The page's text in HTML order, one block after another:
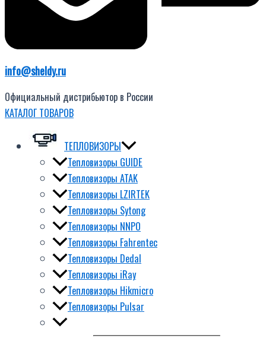
info@sheldy.ru
Официальный дистрибьютор в России
КАТАЛОГ ТОВАРОВ
ТЕПЛОВИЗОРЫ
Тепловизоры GUIDE
Тепловизоры ATAK
Тепловизоры LZIRTEK
Тепловизоры Sytong
Тепловизоры NNPO
Тепловизоры Fahrentec
Тепловизоры Dedal
Тепловизоры iRay
Тепловизоры Hikmicro
Тепловизоры Pulsar